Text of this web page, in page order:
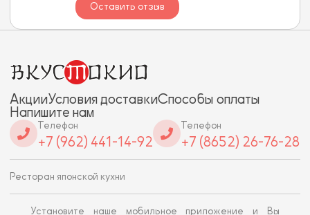
Оставить отзыв
АкцииУсловия доставкиСпособы оплаты
Напишите нам
Телефон
+7 (962) 441-14-92
Телефон
+7 (8652) 26-76-28
Ресторан японской кухни
Установите наше мобильное приложение и Вы